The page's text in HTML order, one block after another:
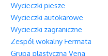
Wycieczki piesze
Wycieczki autokarowe
Wycieczki zagraniczne
Zespół wokalny Fermata
Grupa plastyczna Vena